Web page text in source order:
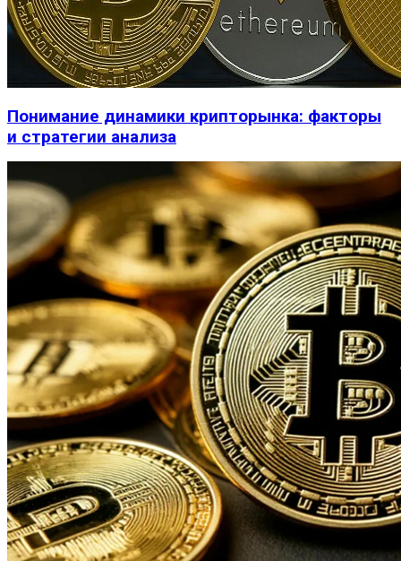
Понимание динамики крипторынка: факторы
и стратегии анализа